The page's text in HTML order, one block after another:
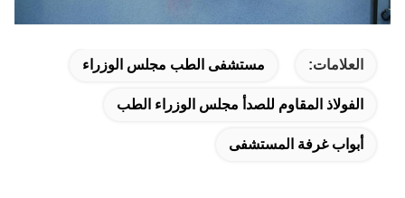
العلامات: مستشفى الطب مجلس الوزراء
الفولاذ المقاوم للصدأ مجلس الوزراء الطب
أبواب غرفة المستشفى